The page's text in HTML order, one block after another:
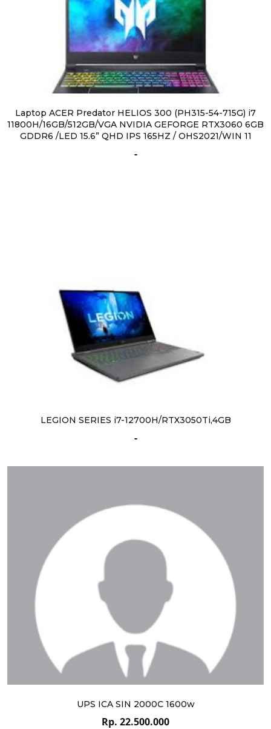
Laptop ACER Predator HELIOS 300 (PH315-54-715G) i7
11800H/16GB/512GB/VGA NVIDIA GEFORGE RTX3060 6GB
GDDR6 /LED 15.6” QHD IPS 165HZ / OHS2021/WIN 11
-
LEGION SERIES i7-12700H/RTX3050Ti,4GB
-
UPS ICA SIN 2000C 1600w
Rp. 22.500.000